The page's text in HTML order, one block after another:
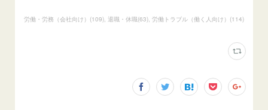
労働・労務（会社向け） (109) 退職・休職(63) 労働トラブル（働く人向け） (114)